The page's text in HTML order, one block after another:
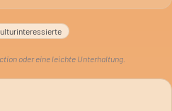
oder eine leichte Unterhaltung.